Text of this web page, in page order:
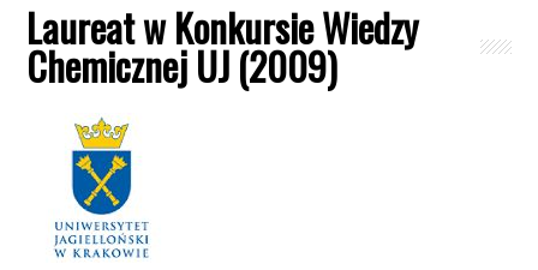
Laureat w Konkursie Wiedzy
Chemicznej UJ (2009)